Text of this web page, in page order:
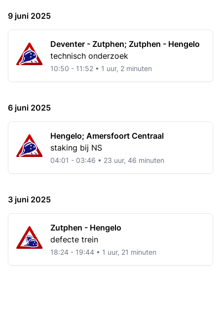
9 juni 2025
Deventer - Zutphen; Zutphen - Hengelo
technisch onderzoek
10:50 - 11:52 • 1 uur, 2 minuten
6 juni 2025
Hengelo; Amersfoort Centraal
staking bij NS
04:01 - 03:46 • 23 uur, 46 minuten
3 juni 2025
Zutphen - Hengelo
defecte trein
18:24 - 19:44 • 1 uur, 21 minuten